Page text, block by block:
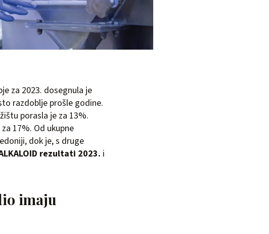
za 2023. dosegnula je
razdoblje prošle godine.
porasla je za 13%.
17%. Od ukupne
dok je, s druge
rezultati 2023. i
imaju